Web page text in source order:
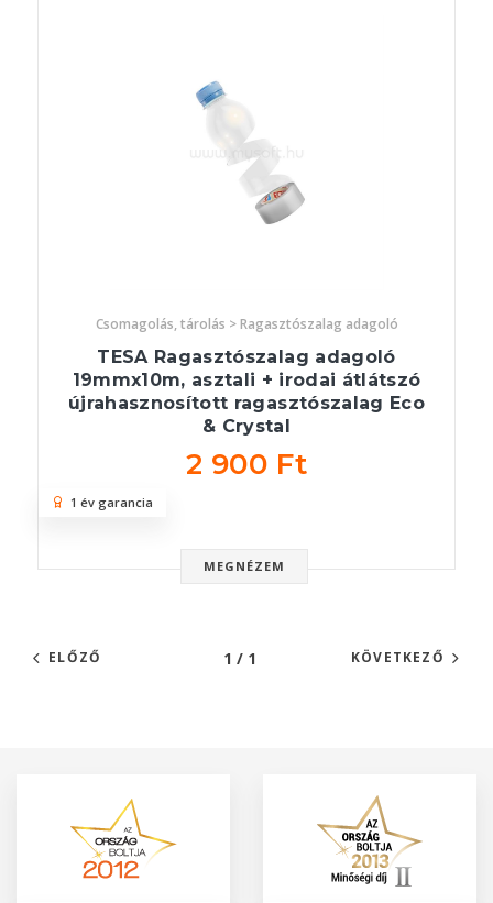
Csomagolás, tárolás > Ragasztószalag adagoló
TESA Ragasztószalag adagoló
19mmx10m, asztali + irodai átlátszó
újrahasznosított ragasztószalag Eco
& Crystal
2 900 Ft
MEGNÉZEM
1 év garancia
ELŐZŐ 1 / 1 KÖVETKEZŐ